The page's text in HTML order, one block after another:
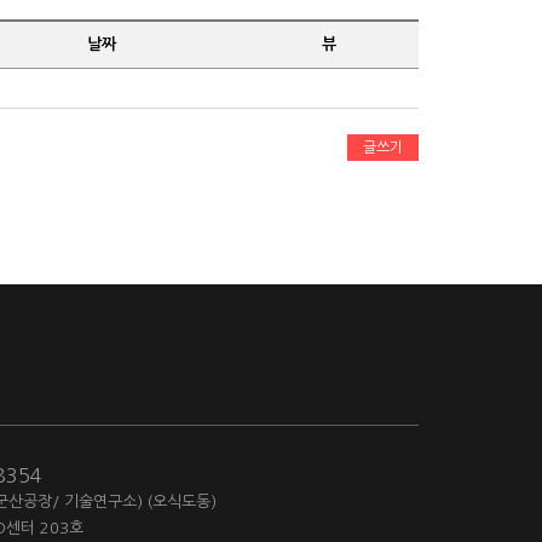
날짜 뷰
글쓰기
공장/ 기술연구소) (오식도동)
센터 203호